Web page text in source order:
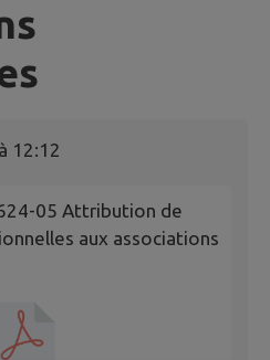
12:12
05 Attribution de
aux associations